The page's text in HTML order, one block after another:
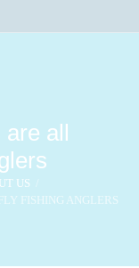
are all
US
FISHING ANGLERS